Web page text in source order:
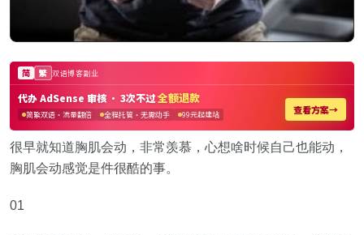
很早就知道胸肌会动，非常羡慕，心想啥时候自己也能动，
胸肌会动感觉是件很酷的事。
01